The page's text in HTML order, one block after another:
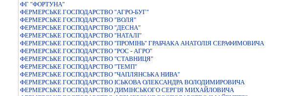
ФГ "ФОРТУНА"
ФЕРМЕРСЬКЕ ГОСПОДАРСТВО "АГРО-БУГ"
ФЕРМЕРСЬКЕ ГОСПОДАРСТВО "ВОЛЯ"
ФЕРМЕРСЬКЕ ГОСПОДАРСТВО "ДЕСНА"
ФЕРМЕРСЬКЕ ГОСПОДАРСТВО "НАТАЛI"
ФЕРМЕРСЬКЕ ГОСПОДАРСТВО "ПРОМIНЬ" ГРАБЧАКА АНАТОЛIЯ СЕРАФИМОВИЧА
ФЕРМЕРСЬКЕ ГОСПОДАРСТВО "РОС - АГРО"
ФЕРМЕРСЬКЕ ГОСПОДАРСТВО "СТАВНИЦЯ"
ФЕРМЕРСЬКЕ ГОСПОДАРСТВО "ТЕМП"
ФЕРМЕРСЬКЕ ГОСПОДАРСТВО "ЧАПЛЯНСЬКА НИВА"
ФЕРМЕРСЬКЕ ГОСПОДАРСТВО IСЬКОВА ОЛЕКСАНДРА ВОЛОДИМИРОВИЧА
ФЕРМЕРСЬКЕ ГОСПОДАРСТВО ДИМIНСЬКОГО СЕРГIЯ МИХАЙЛОВИЧА